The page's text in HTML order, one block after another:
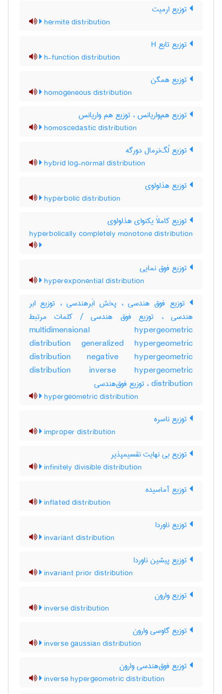
توزیع ارمیت
hermite distribution
توزیع تابع H
h-function distribution
توزیع همگن
homogeneous distribution
توزیع هم‌واریانس ، توزیع هم واریانس
homoscedastic distribution
توزیع لُگ‌نرمال دورگه
hybrid log-normal distribution
توزیع هذلولوی
hyperbolic distribution
توزیع کاملاً یکنوای هذلولوی
hyperbolically completely monotone distribution
توزیع فوق نمایی
hyperexponential distribution
توزیع فوق هندسی ، پخش ابَرهندسی ، توزیع ابر
هندسی ، توزیع فوق هندسی / کلمات مرتبط
multidimensional hypergeometric
distribution generalized hypergeometric
distribution negative hypergeometric
distribution inverse hypergeometric
distribution ، توزیع فوق‌هندسی
hypergeometric distribution
توزیع ناسره
improper distribution
توزیع بی نهایت نقسیمپذیر
infinitely divisible distribution
توزیع آماسیده
inflated distribution
توزیع ناوردا
invariant distribution
توزیع پیشین ناوردا
invariant prior distribution
توزیع وارون
inverse distribution
توزیع گاوسی وارون
inverse gaussian distribution
توزیع فوق‌هندسی وارون
inverse hypergeometric distribution